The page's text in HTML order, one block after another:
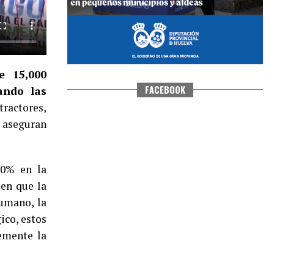
15,000
las
en la
que la
la
estos
la
FACEBOOK